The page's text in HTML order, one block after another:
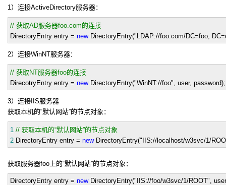
1）连接ActiveDirectory服务器：
// 获取AD服务器foo.com的连接
DirectoryEntry entry = newDirectoryEntry(" LDAP://foo.com/DC=foo,
2）连接WinNT服务器：
// 获取NT服务器foo的连接
DirecotryEntry entry = newDirectoryEntry("WinNT://foo", user, password);
3）连接IIS服务器
获取本机的“默认网站”的节点对象：
1 // 获取本机的“默认网站”的节点对象
2 DirectoryEntry entry = newDirectoryEntry(" IIS://localhost/w3svc/1/
获取服务器foo上的“默认网站”的节点对象：
DirectoryEntry entry = newDirectoryEntry(" IIS://foo/w3svc/1/ROOT",